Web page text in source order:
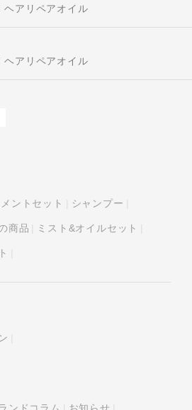
ヘアリペアオイル
ヘアリペアオイル
ントセット シャンプー
商品 ミスト&オイルセット